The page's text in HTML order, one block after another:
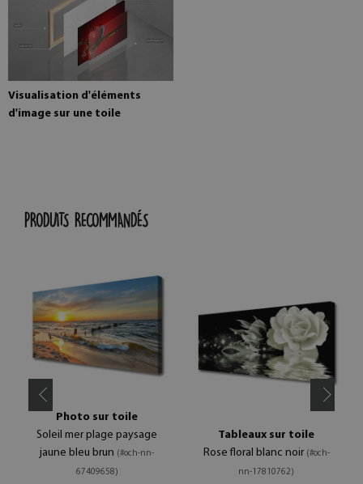
Visualisation d'éléments
d'image sur une toile
PRODUITS RECOMMANDÉS
Photo sur toile
Soleil mer plage paysage
jaune bleu brun (#och-nn-
67409658)
Tableaux sur toile
Rose floral blanc noir (#och-
nn-17810762)